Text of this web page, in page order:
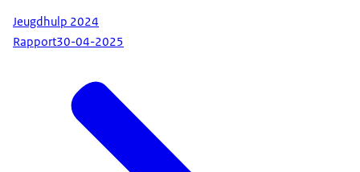
Jeugdhulp 2024
Rapport30-04-2025